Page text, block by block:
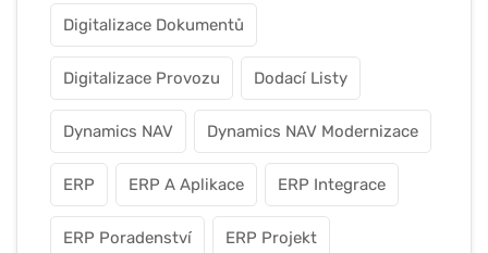
Digitalizace Dokumentů
Digitalizace Provozu Dodací Listy
Dynamics NAV Dynamics NAV Modernizace
ERP ERP A Aplikace ERP Integrace
ERP Poradenství ERP Projekt